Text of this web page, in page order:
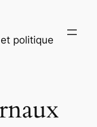
politique